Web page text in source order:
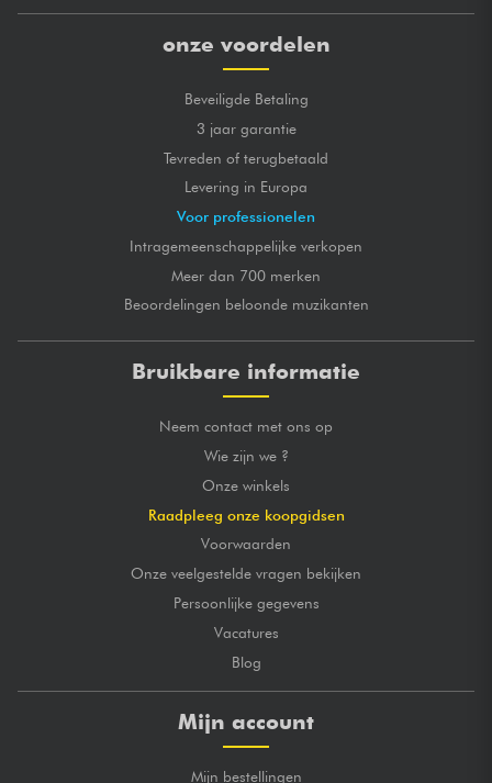
onze voordelen
Beveiligde Betaling
3 jaar garantie
Tevreden of terugbetaald
Levering in Europa
Voor professionelen
Intragemeenschappelijke verkopen
Meer dan 700 merken
Beoordelingen beloonde muzikanten
Bruikbare informatie
Neem contact met ons op
Wie zijn we ?
Onze winkels
Raadpleeg onze koopgidsen
Voorwaarden
Onze veelgestelde vragen bekijken
Persoonlijke gegevens
Vacatures
Blog
Mijn account
Mijn bestellingen